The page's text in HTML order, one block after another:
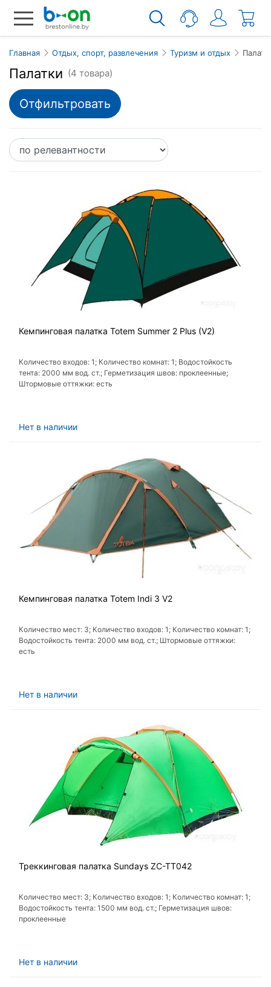
Главная Отдых, спорт, развлечения Туризм и отдых
Палатки (4 товара)
Отфильтровать
Кемпинговая палатка Totem Summer 2 Plus (V2)
Количество входов: 1; Количество комнат: 1; Водостойкость
тента: 2000 мм вод. ст.; Герметизация швов: проклеенные;
Штормовые оттяжки: есть
Нет в наличии
Кемпинговая палатка Totem Indi 3 V2
Количество мест: 3; Количество входов: 1; Количество комнат: 1;
Водостойкость тента: 2000 мм вод. ст.; Штормовые оттяжки:
есть
Нет в наличии
Треккинговая палатка Sundays ZC-TT042
Количество мест: 3; Количество входов: 1; Количество комнат: 1;
Водостойкость тента: 1500 мм вод. ст.; Герметизация швов:
проклеенные
Нет в наличии